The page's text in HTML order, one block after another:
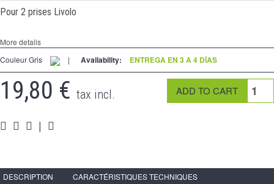
Apoyo
Pour 2 prises Livolo
More details
Couleur Gris
| Availability: ENTREGA EN 3 A 4 DÍAS
19,80 € tax incl.
|
DESCRIPTION
CARACTÉRISTIQUES TECHNIQUES